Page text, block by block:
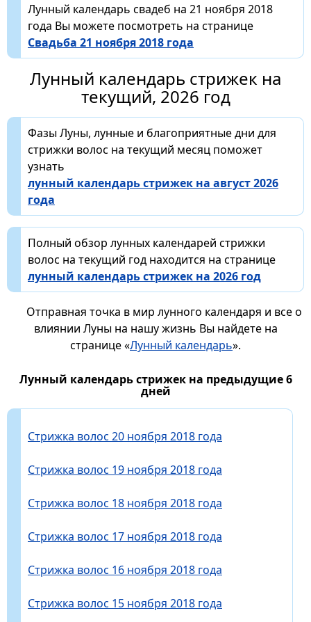
Лунный календарь свадеб на 21 ноября 2018
года Вы можете посмотреть на странице
Свадьба 21 ноября 2018 года
Лунный календарь стрижек на
текущий, 2026 год
Фазы Луны, лунные и благоприятные дни для
стрижки волос на текущий месяц поможет
узнать
лунный календарь стрижек на август 2026
года
Полный обзор лунных календарей стрижки
волос на текущий год находится на странице
лунный календарь стрижек на 2026 год
Отправная точка в мир лунного календаря и все о
влиянии Луны на нашу жизнь Вы найдете на
странице «Лунный календарь».
Лунный календарь стрижек на предыдущие 6
дней
Стрижка волос 20 ноября 2018 года
Стрижка волос 19 ноября 2018 года
Стрижка волос 18 ноября 2018 года
Стрижка волос 17 ноября 2018 года
Стрижка волос 16 ноября 2018 года
Стрижка волос 15 ноября 2018 года